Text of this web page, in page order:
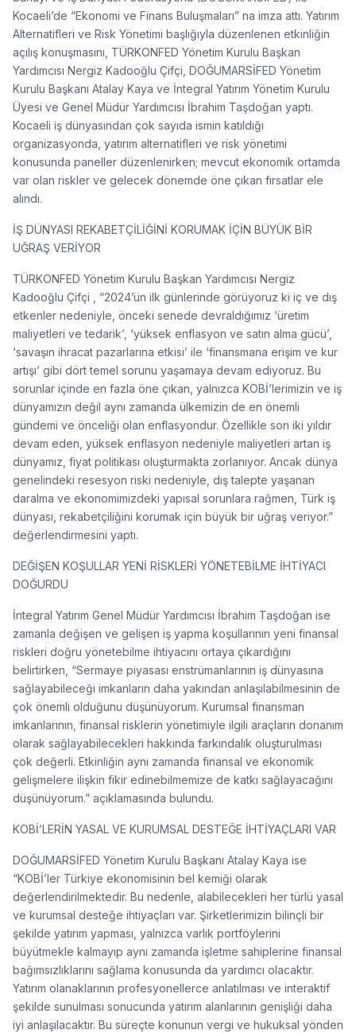
Kocaeli’de “Ekonomi ve Finans Buluşmaları” na imza attı. Yatırım
Alternatifleri ve Risk Yönetimi başlığıyla düzenlenen etkinliğin
açılış konuşmasını, TÜRKONFED Yönetim Kurulu Başkan
Yardımcısı Nergiz Kadooğlu Çifçi, DOĞUMARSİFED Yönetim
Kurulu Başkanı Atalay Kaya ve İntegral Yatırım Yönetim Kurulu
Üyesi ve Genel Müdür Yardımcısı İbrahim Taşdoğan yaptı.
Kocaeli iş dünyasından çok sayıda ismin katıldığı
organizasyonda, yatırım alternatifleri ve risk yönetimi
konusunda paneller düzenlenirken; mevcut ekonomik ortamda
var olan riskler ve gelecek dönemde öne çıkan fırsatlar ele
alındı.
İŞ DÜNYASI REKABETÇİLİĞİNİ KORUMAK İÇİN BÜYÜK BİR
UĞRAŞ VERİYOR
TÜRKONFED Yönetim Kurulu Başkan Yardımcısı Nergiz
Kadooğlu Çifçi , “2024’ün ilk günlerinde görüyoruz ki iç ve dış
etkenler nedeniyle, önceki senede devraldığımız ‘üretim
maliyetleri ve tedarik’, ‘yüksek enflasyon ve satın alma gücü’,
‘savaşın ihracat pazarlarına etkisi’ ile ‘finansmana erişim ve kur
artışı’ gibi dört temel sorunu yaşamaya devam ediyoruz. Bu
sorunlar içinde en fazla öne çıkan, yalnızca KOBİ’lerimizin ve iş
dünyamızın değil aynı zamanda ülkemizin de en önemli
gündemi ve önceliği olan enflasyondur. Özellikle son iki yıldır
devam eden, yüksek enflasyon nedeniyle maliyetleri artan iş
dünyamız, fiyat politikası oluşturmakta zorlanıyor. Ancak dünya
genelindeki resesyon riski nedeniyle, dış talepte yaşanan
daralma ve ekonomimizdeki yapısal sorunlara rağmen, Türk iş
dünyası, rekabetçiliğini korumak için büyük bir uğraş veriyor.”
değerlendirmesini yaptı.
DEĞİŞEN KOŞULLAR YENİ RİSKLERİ YÖNETEBİLME İHTİYACI
DOĞURDU
İntegral Yatırım Genel Müdür Yardımcısı İbrahim Taşdoğan ise
zamanla değişen ve gelişen iş yapma koşullarının yeni finansal
riskleri doğru yönetebilme ihtiyacını ortaya çıkardığını
belirtirken, “Sermaye piyasası enstrümanlarının iş dünyasına
sağlayabileceği imkanların daha yakından anlaşılabilmesinin de
çok önemli olduğunu düşünüyorum. Kurumsal finansman
imkanlarının, finansal risklerin yönetimiyle ilgili araçların donanım
olarak sağlayabilecekleri hakkında farkındalık oluşturulması
çok değerli. Etkinliğin aynı zamanda finansal ve ekonomik
gelişmelere ilişkin fikir edinebilmemize de katkı sağlayacağını
düşünüyorum.” açıklamasında bulundu.
KOBİ’LERİN YASAL VE KURUMSAL DESTEĞE İHTİYAÇLARI VAR
DOĞUMARSİFED Yönetim Kurulu Başkanı Atalay Kaya ise
“KOBİ’ler Türkiye ekonomisinin bel kemiği olarak
değerlendirilmektedir. Bu nedenle, alabilecekleri her türlü yasal
ve kurumsal desteğe ihtiyaçları var. Şirketlerimizin bilinçli bir
şekilde yatırım yapması, yalnızca varlık portföylerini
büyütmekle kalmayıp aynı zamanda işletme sahiplerine finansal
bağımsızlıklarını sağlama konusunda da yardımcı olacaktır.
Yatırım olanaklarının profesyonellerce anlatılması ve interaktif
şekilde sunulması sonucunda yatırım alanlarının genişliği daha
iyi anlaşılacaktır. Bu süreçte konunun vergi ve hukuksal yönden